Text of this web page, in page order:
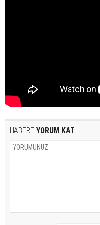
HABERE YORUM KAT